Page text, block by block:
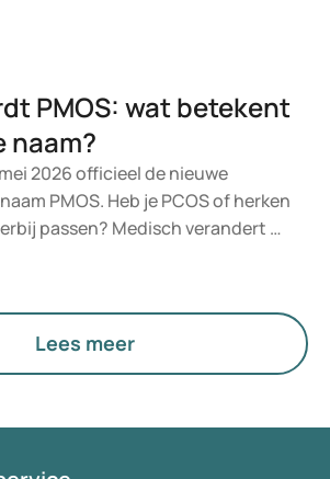
PMOS: wat betekent
naam?
2026 officieel de nieuwe
PMOS. Heb je PCOS of herken
passen? Medisch verandert er
nieuwe term legt meer nadruk
Lees meer